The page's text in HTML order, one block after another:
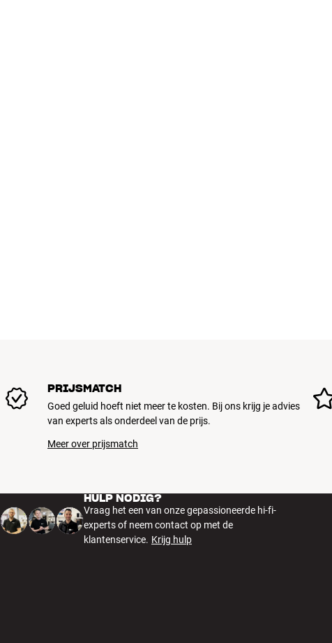
PRIJSMATCH
Goed geluid hoeft niet meer te kosten. Bij ons krijg je advies
van experts als onderdeel van de prijs.
Meer over prijsmatch
HULP NODIG?
Vraag het een van onze gepassioneerde hi-fi-
experts of neem contact op met de
klantenservice. Krijg hulp